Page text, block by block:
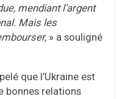
mendiant l’argent
Mais les
» a souligné
que l’Ukraine est
bonnes relations